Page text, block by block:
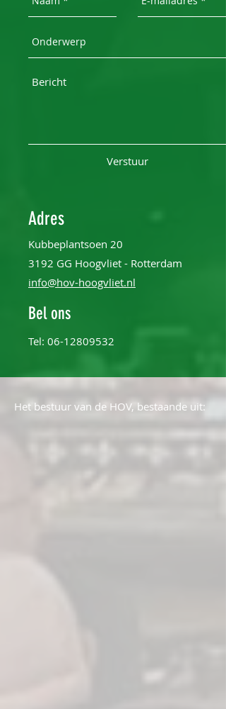
Verstuur
Adres
Kubbeplantsoen 20
3192 GG Hoogvliet - Rotterdam
info@hov-hoogvliet.nl
Bel ons
Tel: 06-12809532
Het bestuur van de HOV, bestaande uit: